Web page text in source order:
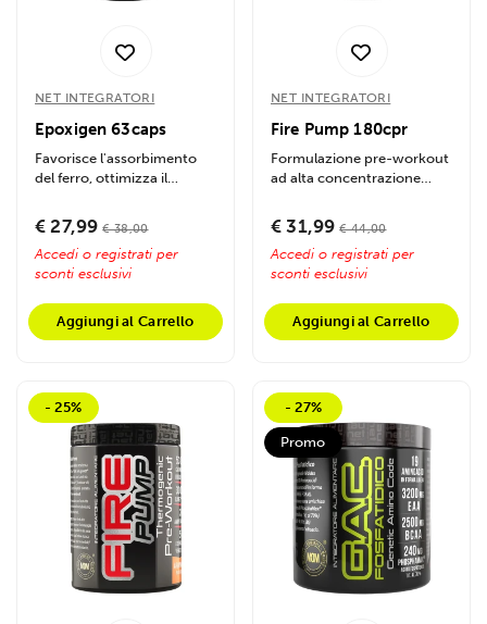
annunci, per fornire funzionalità dei social media e per
analizzare il nostro traffico. Condividiamo inoltre
informazioni sul modo in cui utilizzi il nostro sito con i
pubblicità e social media, i quali potrebbero combinarle
con altre informazioni che hai fornito loro o che hanno
NET INTEGRATORI
Epoxigen 63caps
Favorisce l'assorbimento
del ferro, ottimizza il
migliora...
€ 27,99 € 38,00
Accedi o registrati per
sconti esclusivi
Aggiungi al Carrello
NET INTEGRATORI
Fire Pump 180cpr
Formulazione pre-workout
ad alta concentrazione
massimizzare la...
€ 31,99 € 44,00
Accedi o registrati per
sconti esclusivi
Aggiungi al Carrello
- 25% - 27%
Promo